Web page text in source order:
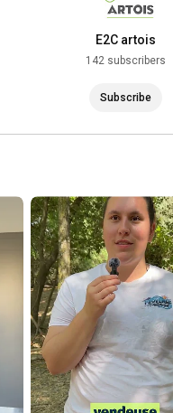
E2C artois
142 subscribers
Subscribe